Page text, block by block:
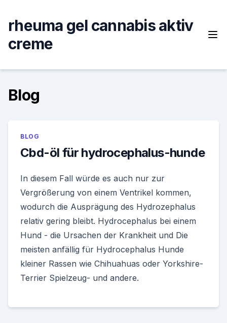
content
rheuma gel cannabis aktiv
creme
Blog
BLOG
Cbd-öl für hydrocephalus-hunde
In diesem Fall würde es auch nur zur
Vergrößerung von einem Ventrikel kommen,
wodurch die Ausprägung des Hydrozephalus
relativ gering bleibt. Hydrocephalus bei einem
Hund - die Ursachen der Krankheit und Die
meisten anfällig für Hydrocephalus Hunde
kleiner Rassen wie Chihuahuas oder Yorkshire-
Terrier Spielzeug- und andere.